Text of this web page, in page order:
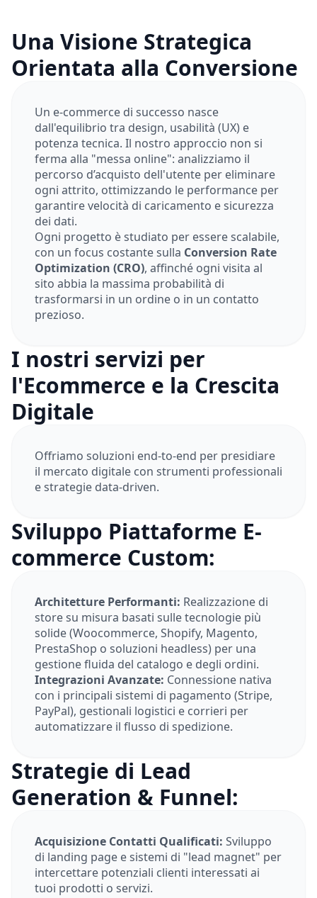
Una Visione Strategica
Orientata alla Conversione
Un e-commerce di successo nasce
dall'equilibrio tra design, usabilità (UX) e
potenza tecnica. Il nostro approccio non si
ferma alla "messa online": analizziamo il
percorso d’acquisto dell'utente per eliminare
ogni attrito, ottimizzando le performance per
garantire velocità di caricamento e sicurezza
dei dati.
Ogni progetto è studiato per essere scalabile,
con un focus costante sulla Conversion Rate
Optimization (CRO), affinché ogni visita al
sito abbia la massima probabilità di
trasformarsi in un ordine o in un contatto
prezioso.
I nostri servizi per
l'Ecommerce e la Crescita
Digitale
Offriamo soluzioni end-to-end per presidiare
il mercato digitale con strumenti professionali
e strategie data-driven.
Sviluppo Piattaforme E-
commerce Custom:
Architetture Performanti: Realizzazione di
store su misura basati sulle tecnologie più
solide (Woocommerce, Shopify, Magento,
PrestaShop o soluzioni headless) per una
gestione fluida del catalogo e degli ordini.
Integrazioni Avanzate: Connessione nativa
con i principali sistemi di pagamento (Stripe,
PayPal), gestionali logistici e corrieri per
automatizzare il flusso di spedizione.
Strategie di Lead
Generation & Funnel:
Acquisizione Contatti Qualificati: Sviluppo
di landing page e sistemi di "lead magnet" per
intercettare potenziali clienti interessati ai
tuoi prodotti o servizi.